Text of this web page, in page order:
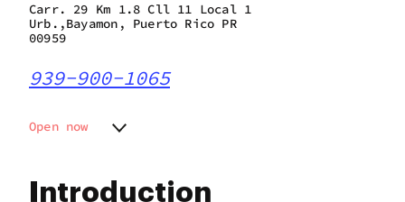
Introduction
Carr. 29 Km 1.8 Cll 11 Local 1
Urb.,Bayamon, Puerto Rico PR
00959
939-900-1065
Open now
Wednesday
9:00 am - 9:00 pm